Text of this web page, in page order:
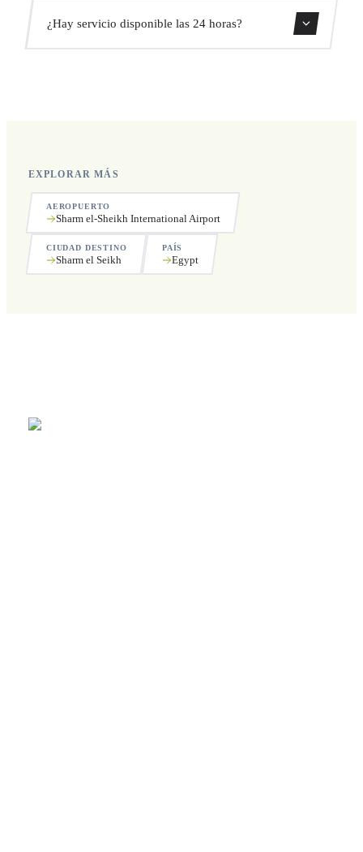
recogida.
¿Hay servicio disponible las 24 horas?
EXPLORAR MÁS
AEROPUERTO
Sharm el-Sheikh International Airport
CIUDAD DESTINO
Sharm el Seikh
PAÍS
Egypt